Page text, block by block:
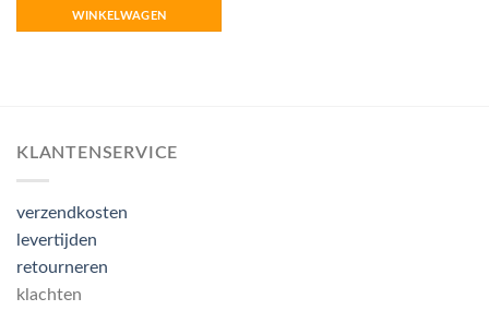
WINKELWAGEN
KLANTENSERVICE
verzendkosten
levertijden
retourneren
klachten